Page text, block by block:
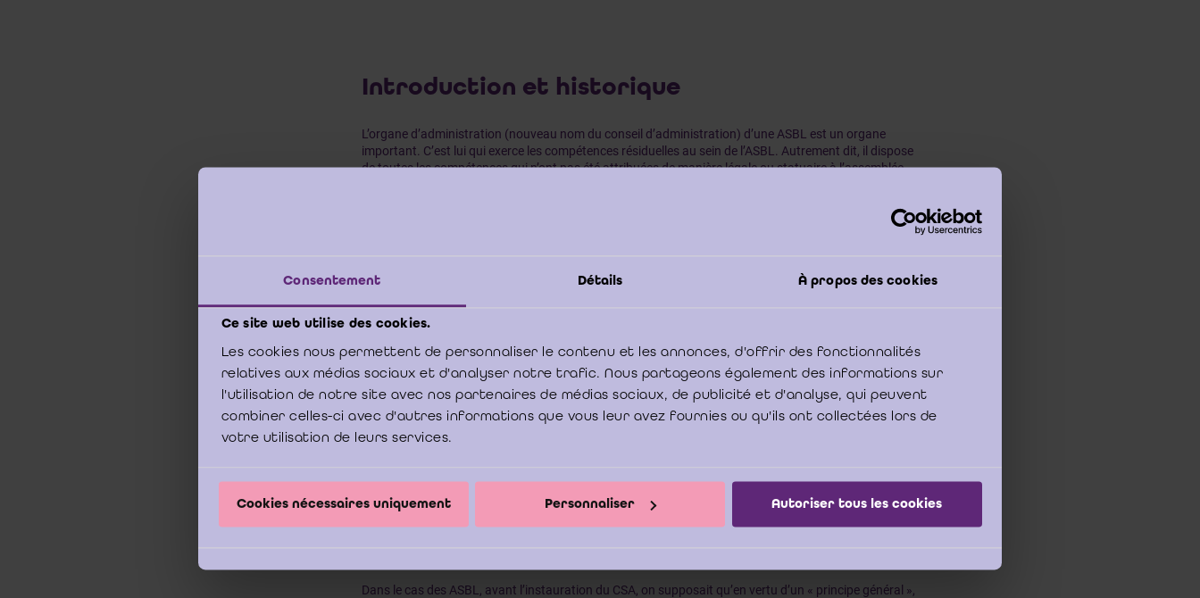
Consentement Détails À propos des cookies
Ce site web utilise des cookies.
Les cookies nous permettent de personnaliser le contenu et les annonces, d'offrir des fonctionnalités
relatives aux médias sociaux et d'analyser notre trafic. Nous partageons également des informations sur
l'utilisation de notre site avec nos partenaires de médias sociaux, de publicité et d'analyse, qui peuvent
combiner celles-ci avec d'autres informations que vous leur avez fournies ou qu'ils ont collectées lors de
votre utilisation de leurs services.
Cookies nécessaires uniquement Personnaliser Autoriser tous les cookies
Introduction et historique
L’organe d’administration (nouveau nom du conseil d’administration) d’une ASBL est un organe
important. C’est lui qui exerce les compétences résiduelles au sein de l’ASBL. Autrement dit, il dispose
de toutes les compétences qui n’ont pas été attribuées de manière légale ou statuaire à l’assemblée
celui d’une ASBL qui souhaite conclure un contrat de bail pour un immeuble avec un administrateur qui
concerné peut-il prendre part aux délibérations et au vote concernant cette décision au sein de l’ASBL ?
Auparavant, cette situation n’était couverte par aucun régime légal en ce qui concernait les ASBL.
C’était en revanche le cas pour les sociétés.
En ce qui concerne les sociétés, une règlementation sur les conflits d’intérêts a été mise en place dès
1873. Cette règlementation a fait l’objet de plusieurs remaniements fondamentaux, surtout au cours
des dernières décennies. En 1991, par exemple, elle a été étendue de manière à interdire aux
ils avaient un intérêt personnel direct ou indirect. Cette interdiction allait très loin, c’est pourquoi la
règlementation fut assouplie en 1995. Elle ne s’appliquait alors que si l’intérêt direct ou indirect de
l’administrateur était de nature patrimoniale. Plus tard la même année, l’interdiction de délibération et
de vote fut abolie pour les sociétés non cotées. Depuis lors, le nouveau Code des sociétés et des
Dans le cas des ASBL, avant l’instauration du CSA, on supposait qu’en vertu d’un « principe général »,